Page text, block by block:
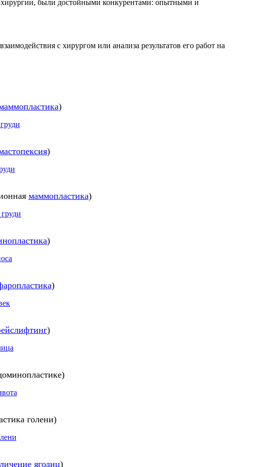
хирургии, были достойными конкурентами: опытными и
с хирургом или анализа результатов его работ на
)
)
маммопластика)
)
)
)
голени)
ягодиц)